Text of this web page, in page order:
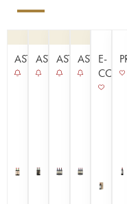
ASTAASTAASTAASTAE-